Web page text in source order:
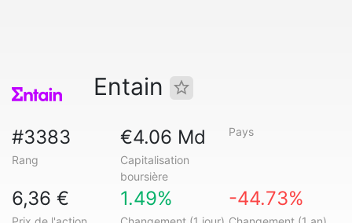
Entain
#3383
Rang
€4.06 Md
Capitalisation
boursière
Pays
6,36 € 1.49% -44.73%